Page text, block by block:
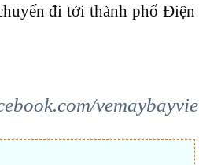
đi tới thành phố Điện